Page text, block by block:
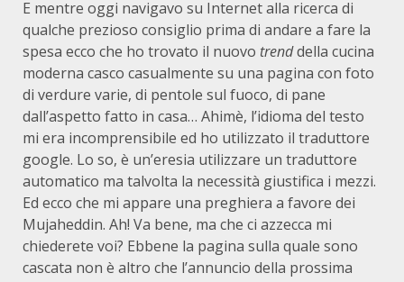
E mentre oggi navigavo su Internet alla ricerca di
qualche prezioso consiglio prima di andare a fare la
spesa ecco che ho trovato il nuovo trenddella cucina
moderna casco casualmente su una pagina con foto
di verdure varie, di pentole sul fuoco, di pane
dall’aspetto fatto in casa… Ahimè, l’idioma del testo
mi era incomprensibile ed ho utilizzato il traduttore
google. Lo so, è un’eresia utilizzare un traduttore
automatico ma talvolta la necessità giustifica i mezzi.
Ed ecco che mi appare una preghiera a favore dei
Mujaheddin. Ah! Va bene, ma che ci azzecca mi
chiederete voi? Ebbene la pagina sulla quale sono
cascata non è altro che l’annuncio della prossima